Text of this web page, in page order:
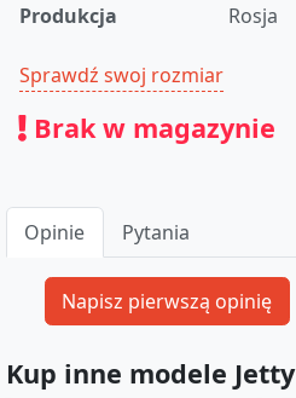
Produkcja
Rosja
Sprawdź swoj rozmiar
Brak w magazynie
Opinie Pytania
Kup inne modele Jetty